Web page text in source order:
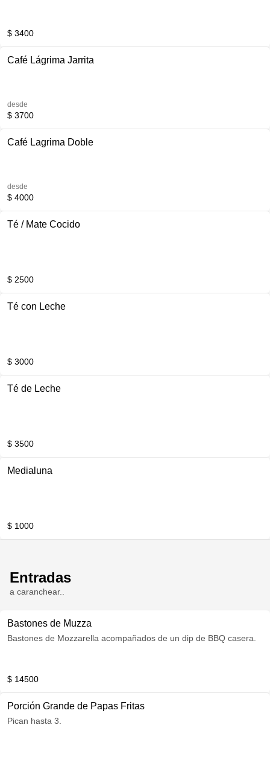
$ 3400
Café Lágrima Jarrita
desde
$ 3700
Café Lagrima Doble
desde
$ 4000
Té / Mate Cocido
$ 2500
Té con Leche
$ 3000
Té de Leche
$ 3500
Medialuna
$ 1000
Entradas
a caranchear..
Bastones de Muzza
Bastones de Mozzarella acompañados de un dip de BBQ casera.
$ 14500
Porción Grande de Papas Fritas
Pican hasta 3.